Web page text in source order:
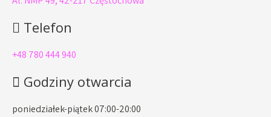
Telefon
+48 780 444 940
Godziny otwarcia
poniedziałek-piątek 07:00-20:00